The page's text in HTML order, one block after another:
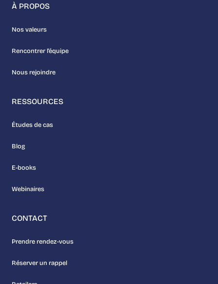
À PROPOS
Nos valeurs
Rencontrer l’équipe
Nous rejoindre
RESSOURCES
Études de cas
Blog
E-books
Webinaires
CONTACT
Prendre rendez-vous
Réserver un rappel